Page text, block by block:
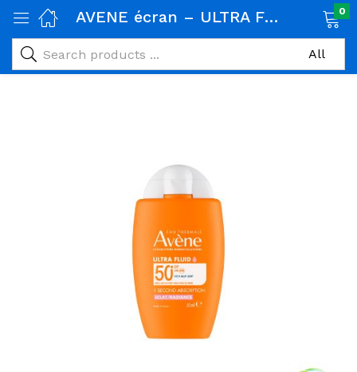
alimentaires)
AVENE écran – ULTRA FLUID ECLAT RADIANCE SPF50+ 50ML 0